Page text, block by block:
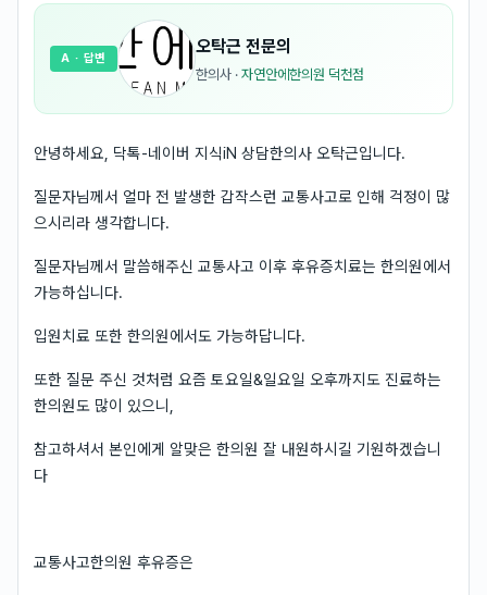
오탁근 전문의
한의사 · 자연안에한의원 덕천점
A · 답변
안녕하세요, 닥톡-네이버 지식iN 상담한의사 오탁근입니다.
질문자님께서 얼마 전 발생한 갑작스런 교통사고로 인해 걱정이 많
으시리라 생각합니다.
질문자님께서 말씀해주신 교통사고 이후 후유증치료는 한의원에서
가능하십니다.
입원치료 또한 한의원에서도 가능하답니다.
또한 질문 주신 것처럼 요즘 토요일&일요일 오후까지도 진료하는
한의원도 많이 있으니,
참고하셔서 본인에게 알맞은 한의원 잘 내원하시길 기원하겠습니
다
교통사고한의원 후유증은